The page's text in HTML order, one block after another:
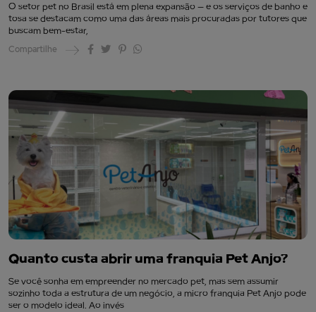
O setor pet no Brasil está em plena expansão — e os serviços de banho e
tosa se destacam como uma das áreas mais procuradas por tutores que
buscam bem-estar,
Compartilhe
Quanto custa abrir uma franquia Pet Anjo?
Se você sonha em empreender no mercado pet, mas sem assumir
sozinho toda a estrutura de um negócio, a micro franquia Pet Anjo pode
ser o modelo ideal. Ao invés